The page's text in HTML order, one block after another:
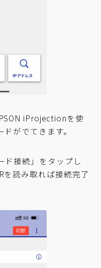
iProjectionを使
がでてきます。
ド接続」をタップし
を読み取れば接続完了